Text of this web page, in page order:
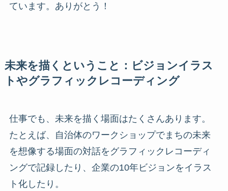
ています。ありがとう！
未来を描くということ：ビジョンイラス
トやグラフィックレコーディング
仕事でも、未来を描く場面はたくさんあります。
たとえば、自治体のワークショップでまちの未来
を想像する場面の対話をグラフィックレコーディ
ングで記録したり、企業の10年ビジョンをイラス
ト化したり。